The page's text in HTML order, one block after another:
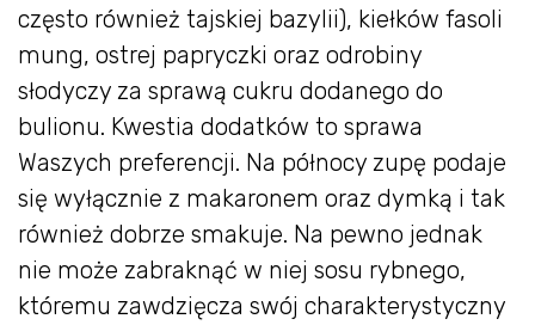
często również tajskiej bazylii), kiełków fasoli
mung, ostrej papryczki oraz odrobiny
słodyczy za sprawą cukru dodanego do
bulionu. Kwestia dodatków to sprawa
Waszych preferencji. Na północy zupę podaje
się wyłącznie z makaronem oraz dymką i tak
również dobrze smakuje. Na pewno jednak
nie może zabraknąć w niej sosu rybnego,
któremu zawdzięcza swój charakterystyczny